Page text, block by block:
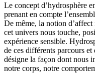
Le concept d’hydrosphère
prenant en compte
De même, la notion
cet univers nous touche,
expérience sensible.
de ces différents parcours
désigne la façon dont nous
notre corps, notre